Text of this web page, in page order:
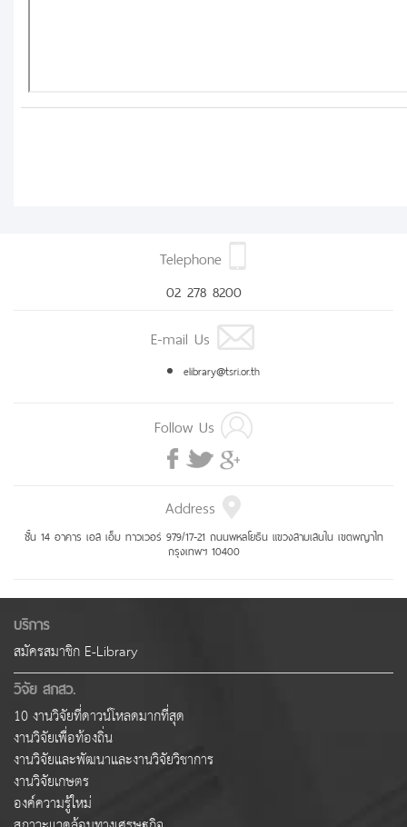
Telephone
02 278 8200
E-mail Us
elibrary@tsri.or.th
Follow Us
Address
ชั้น 14 อาคาร เอส เอ็ม ทาวเวอร์ 979/17-21 ถนนพหลโยธิน แขวงสามเสนใน เขตพญาไท
กรุงเทพฯ 10400
บริการ
สมัครสมาชิก E-Library
วิจัย สกสว.
10 งานวิจัยที่ดาวน์โหลดมากที่สุด
งานวิจัยเพื่อท้องถิ่น
งานวิจัยและพัฒนาและงานวิจัยวิชาการ
งานวิจัยเกษตร
องค์ความรู้ใหม่